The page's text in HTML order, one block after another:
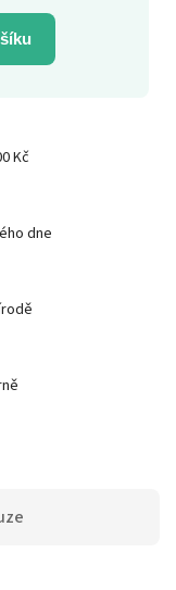
Kč
dne